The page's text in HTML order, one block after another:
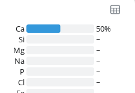
Ca
50%
Si
~
Mg
~
Na
~
P
~
Cl
~